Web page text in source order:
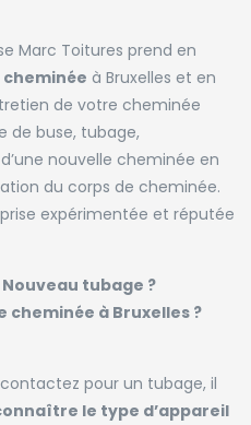
Marc Toitures prend en
à Bruxelles et en
de votre cheminée
de buse, tubage,
nouvelle cheminée en
du corps de cheminée.
expérimentée et réputée
tubage ?
à Bruxelles ?
pour un tubage, il
le type d’appareil